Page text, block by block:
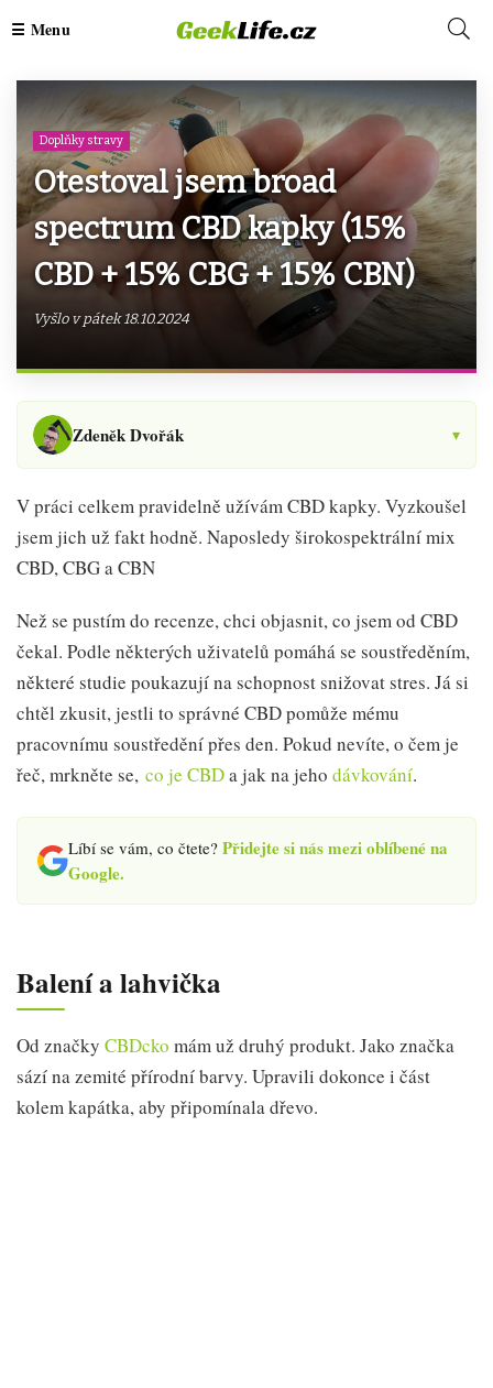
Doplňky stravy
Otestoval jsem broad
spectrum CBD kapky (15%
CBD + 15% CBG + 15% CBN)
Vyšlo v pátek 18.10.2024
Zdeněk Dvořák ▾
V práci celkem pravidelně užívám CBD kapky. Vyzkoušel
jsem jich už fakt hodně. Naposledy širokospektrální mix
CBD, CBG a CBN
Než se pustím do recenze, chci objasnit, co jsem od CBD
čekal. Podle některých uživatelů pomáhá se soustředěním,
některé studie poukazují na schopnost snižovat stres. Já si
chtěl zkusit, jestli to správné CBD pomůže mému
pracovnímu soustředění přes den. Pokud nevíte, o čem je
řeč, mrkněte se, co je CBDa jak na jeho dávkování.
Líbí se vám, co čtete? Přidejte si nás mezi oblíbené na
Google.
Balení a lahvička
Od značky CBDcko mám už druhý produkt. Jako značka
sází na zemité přírodní barvy. Upravili dokonce i část
kolem kapátka, aby připomínala dřevo.